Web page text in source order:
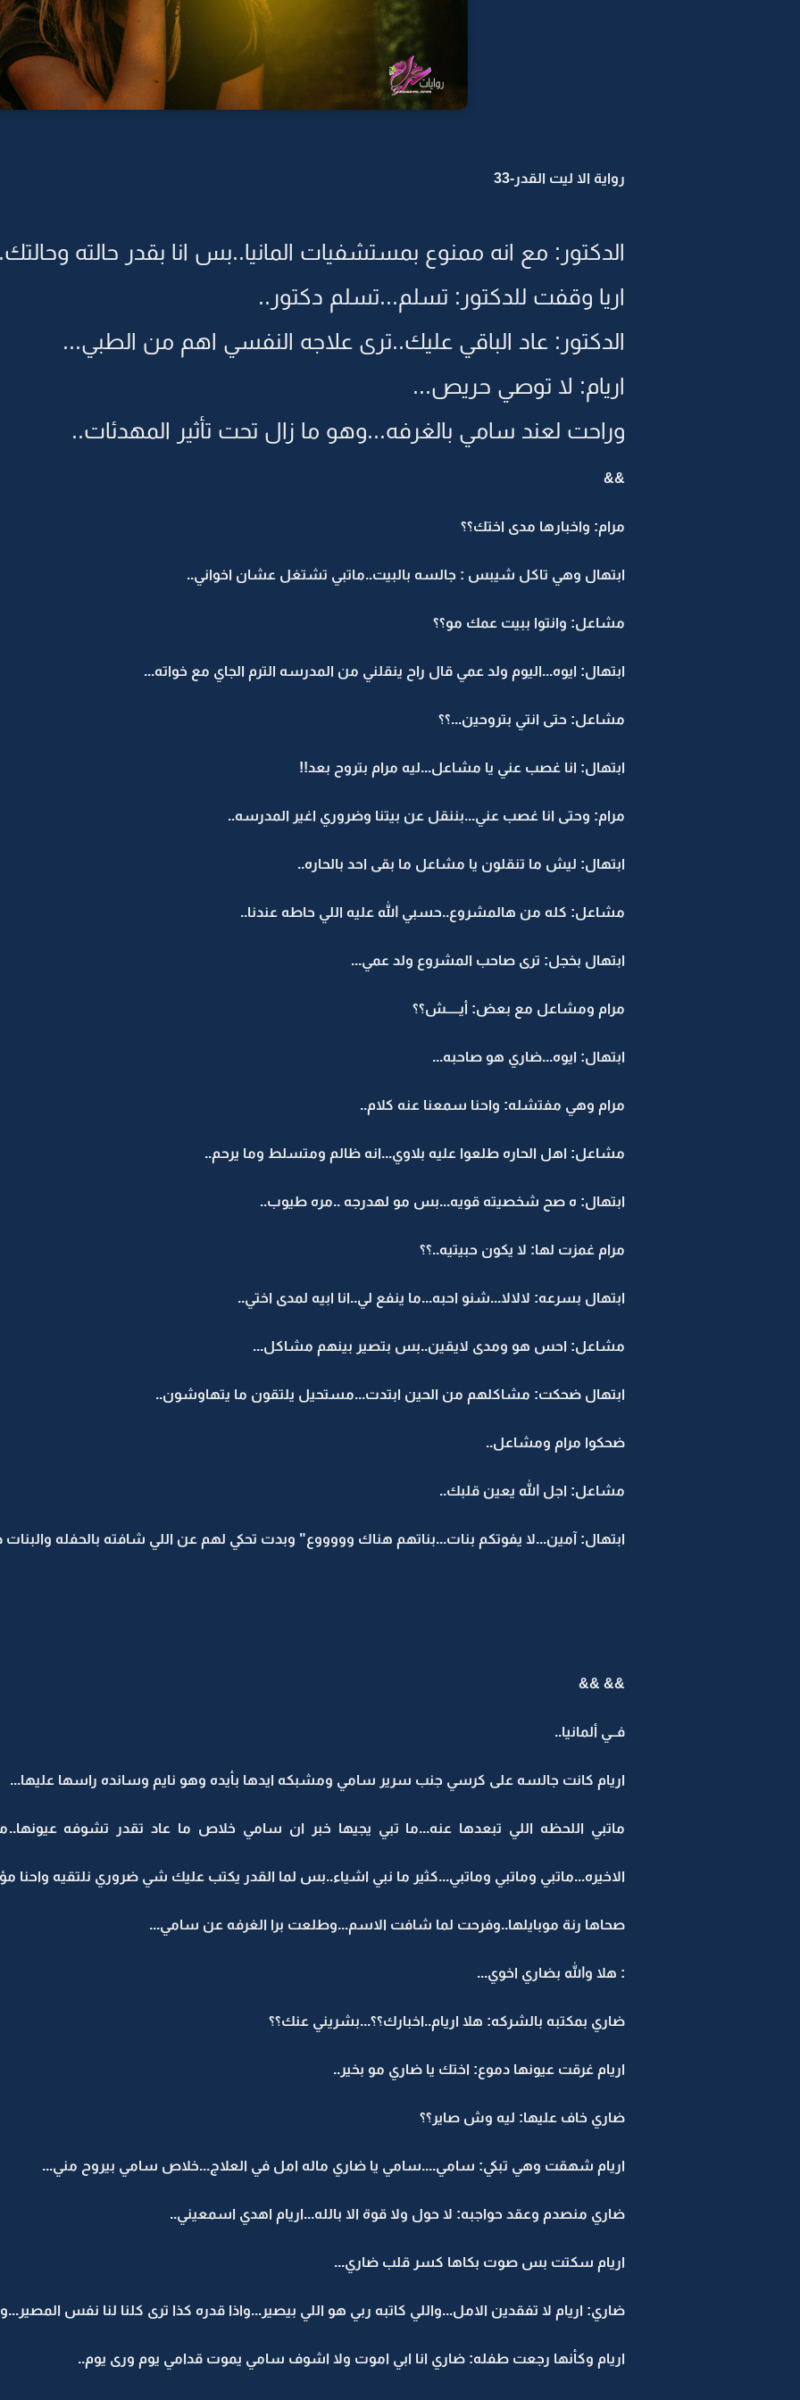
رواية الا ليت القدر-33
الدكتور: مع انه ممنوع بمستشفيات المانيا..بس انا بقدر حالته
اريا وقفت للدكتور: تسلم...تسلم دكتور..
الدكتور: عاد الباقي عليك..ترى علاجه النفسي اهم من الطبي...
اريام: لا توصي حريص...
وراحت لعند سامي بالغرفه...وهو ما زال تحت تأثير المهدئات..
&&
مرام: واخبارها مدى اختك؟؟
ابتهال وهي تاكل شيبس : جالسه بالبيت..ماتبي تشتغل عشان اخواني..
مشاعل: وانتوا ببيت عمك مو؟؟
ابتهال: ايوه...اليوم ولد عمي قال راح ينقلني من المدرسه الترم الجاي مع خواته...
مشاعل: حتى انتي بتروحين...؟؟
ابتهال: انا غصب عني يا مشاعل...ليه مرام بتروح بعد!!
مرام: وحتى انا غصب عني...بننقل عن بيتنا وضروري اغير المدرسه..
ابتهال: ليش ما تنقلون يا مشاعل ما بقى احد بالحاره..
مشاعل: كله من هالمشروع..حسبي الله عليه اللي حاطه عندنا..
ابتهال بخجل: ترى صاحب المشروع ولد عمي...
مرام ومشاعل مع بعض: أيـــــش؟؟
ابتهال: ايوه...ضاري هو صاحبه...
مرام وهي مفتشله: واحنا سمعنا عنه كلام..
مشاعل: اهل الحاره طلعوا عليه بلاوي...انه ظالم ومتسلط وما يرحم..
ابتهال: ه صح شخصيته قويه...بس مو لهدرجه ..مره طيوب..
مرام غمزت لها: لا يكون حبيتيه..؟؟
ابتهال بسرعه: لالالا...شنو احبه...ما ينفع لي..انا ابيه لمدى اختي..
مشاعل: احس هو ومدى لايقين..بس بتصير بينهم مشاكل...
ابتهال ضحكت: مشاكلهم من الحين ابتدت...مستحيل يلتقون ما يتهاوشون..
ضحكوا مرام ومشاعل..
مشاعل: اجل الله يعين قلبك..
ابتهال: آمين...لا يفوتكم بنات...بناتهم هناك وووووع" وبدت تحكي لهم عن اللي شافته بالحفله
&& &&
فــي ألمانيا..
اريام كانت جالسه على كرسي جنب سرير سامي ومشبكه ايدها بأيده وهو نايم وسانده راسها عليها...
ماتبي اللحظه اللي تبعدها عنه...ما تبي يجيها خبر ان سامي خلاص ما عاد تقدر تشوفه
الاخيره...ماتبي وماتبي وماتبي...كثير ما نبي اشياء..بس لما القدر يكتب عليك شي ضروري نلتقيه واحنا
صحاها رنة موبايلها..وفرحت لما شافت الاسم...وطلعت برا الغرفه عن سامي...
: هلا والله بضاري اخوي...
ضاري بمكتبه بالشركه: هلا اريام..اخبارك؟؟...بشريني عنك؟؟
اريام غرقت عيونها دموع: اختك يا ضاري مو بخير..
ضاري خاف عليها: ليه وش صاير؟؟
اريام شهقت وهي تبكي: سامي....سامي يا ضاري ماله امل في العلاج...خلاص سامي بيروح مني...
ضاري منصدم وعقد حواجبه: لا حول ولا قوة الا بالله...اريام اهدي اسمعيني..
اريام سكتت بس صوت بكاها كسر قلب ضاري...
ضاري: اريام لا تفقدين الامل...واللي كاتبه ربي هو اللي بيصير...واذا قدره كذا ترى كلنا لنا نفس
اريام وكأنها رجعت طفله: ضاري انا ابي اموت ولا اشوف سامي يموت قدامي يوم ورى يوم..